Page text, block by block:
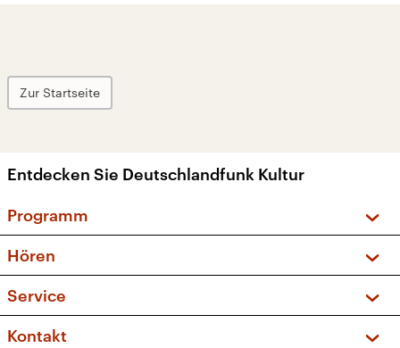
Zur Startseite
Entdecken Sie Deutschlandfunk Kultur
Programm
Sendungen und Podcasts
Musikliste
Kakadu – Das Kinderprogramm
Hören
Frequenzen (UKW + DAB+)
Service
FAQ
Kontakt